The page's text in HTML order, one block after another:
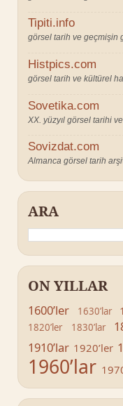
Tipiti.info
görsel tarih ve geçmişin
Histpics.com
görsel tarih ve kültürel
Sovetika.com
XX. yüzyıl görsel tarihi
Sovizdat.com
Almanca görsel tarih
ARA
ON YILLAR
1600’ler 1630’lar
1820’ler
1830’lar
1910’lar 1920’ler
1960’lar